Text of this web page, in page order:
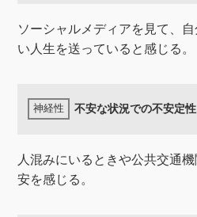
ソーシャルメディアを見て、
い人生を送っていると感じる。
不安な状況での不安定性
人混みにいるときや公共交通
安を感じる。